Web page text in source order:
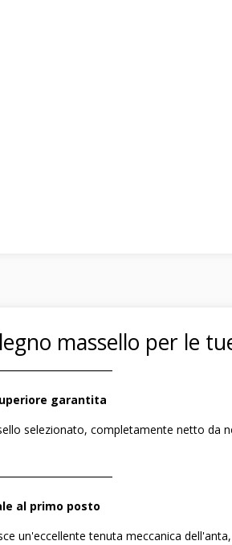
massello per le
garantita
selezionato, completamente netto da
al primo posto
un'eccellente tenuta meccanica